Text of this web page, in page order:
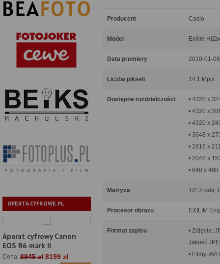
OFERTA CYFROWE.PL
Aparat cyfrowy Canon
EOS R6 mark II
Cena: 8945 zł 8199 zł
Producent Casio
Model Exilim
Data premiery 2010-01-06
Liczba pikseli 14.1 Mpix
Dostępne rozdzielczości
• 4320 x
• 4320 x
• 4320 x
• 3648 x
• 2816 x
• 2048 x
• 640 x 480
Matryca 1/2.3 cala,
Procesor obrazu EXILIM
Format zapisu
• Zdjęcia:
Jakość
• Filmy: